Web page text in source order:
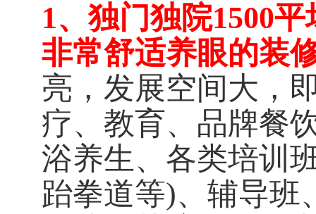
1、独门独院1500
非常舒适养眼的装
亮，发展空间大，
疗、教育、品牌餐
浴养生、各类培训
跆拳道等)、辅导班